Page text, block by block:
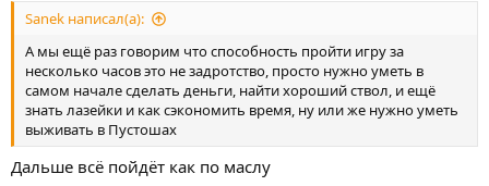
Sanek написал(а):
А мы ещё раз говорим что способность пройти игру за
несколько часов это не задротство, просто нужно уметь в
самом начале сделать деньги, найти хороший ствол, и ещё
знать лазейки и как сэкономить время, ну или же нужно уметь
выживать в Пустошах
Дальше всё пойдёт как по маслу